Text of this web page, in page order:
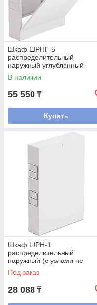
Шкаф ШРНГ-5
распределительный
наружный углубленный
(смесительные узлы входят)
В наличии
55 550 ₸
Купить
Шкаф ШРН-1
распределительный
наружный (с узлами не
входит, только коллектора)
Под заказ
28 088 ₸